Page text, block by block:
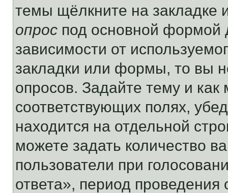
темы щёлкните на
опрос под основной формой
зависимости от
закладки или формы, то вы
опросов. Задайте тему и
соответствующих полях,
находится на отдельной
можете задать количество
пользователи при
ответа», период проведения